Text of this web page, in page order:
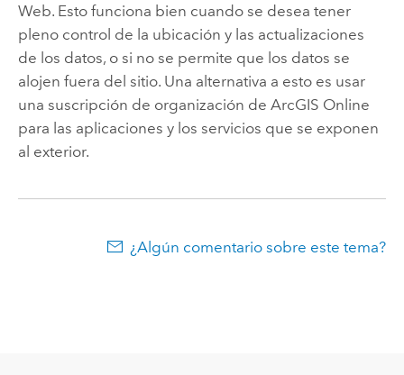
Web. Esto funciona bien cuando se desea tener
pleno control de la ubicación y las actualizaciones
de los datos, o si no se permite que los datos se
alojen fuera del sitio. Una alternativa a esto es usar
una suscripción de organización de ArcGIS Online
para las aplicaciones y los servicios que se exponen
al exterior.
¿Algún comentario sobre este tema?